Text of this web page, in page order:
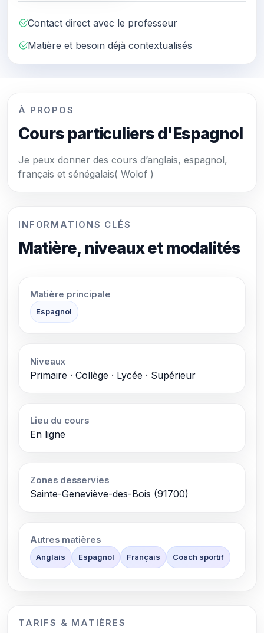
Contact direct avec le professeur
Matière et besoin déjà contextualisés
À PROPOS
Cours particuliers d'Espagnol
Je peux donner des cours d’anglais, espagnol,
français et sénégalais( Wolof )
INFORMATIONS CLÉS
Matière, niveaux et modalités
Matière principale
Espagnol
Niveaux
Primaire · Collège · Lycée · Supérieur
Lieu du cours
En ligne
Zones desservies
Sainte-Geneviève-des-Bois (91700)
Autres matières
Anglais Espagnol Français Coach sportif
TARIFS & MATIÈRES